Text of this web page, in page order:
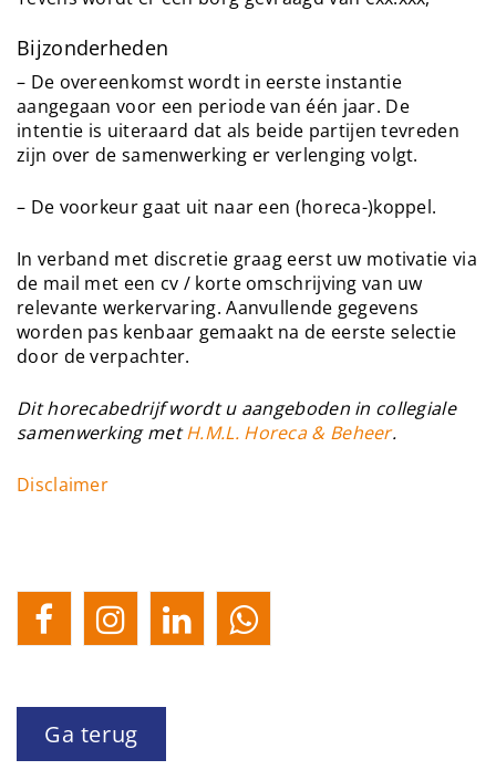
Bijzonderheden
– De overeenkomst wordt in eerste instantie
aangegaan voor een periode van één jaar. De
intentie is uiteraard dat als beide partijen tevreden
zijn over de samenwerking er verlenging volgt.
– De voorkeur gaat uit naar een (horeca-)koppel.
In verband met discretie graag eerst uw motivatie via
de mail met een cv / korte omschrijving van uw
relevante werkervaring. Aanvullende gegevens
worden pas kenbaar gemaakt na de eerste selectie
door de verpachter.
Dit horecabedrijf wordt u aangeboden in collegiale
samenwerking metH.M.L. Horeca & Beheer.
Disclaimer
Ga terug